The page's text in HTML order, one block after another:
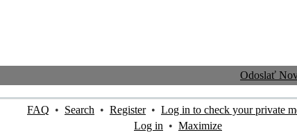
Odoslať
FAQ • Search • Register• Log in to check your private
Log in • Maximize